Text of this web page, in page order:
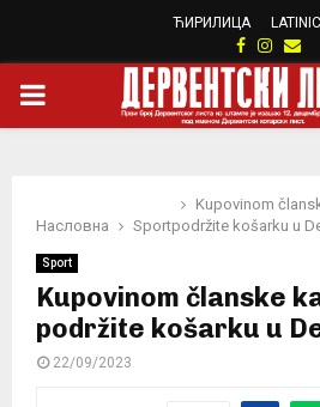
ЋИРИЛИЦА
Facebook
PRIMARY
Насловна Sport
Kupovinom
podržite košarku u
Sport
Kupovinom članske
podržite košarku u
22/09/2023